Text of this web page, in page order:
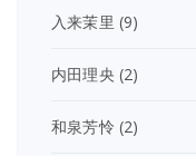
入来茉里 (9)
内田理央 (2)
和泉芳怜 (2)